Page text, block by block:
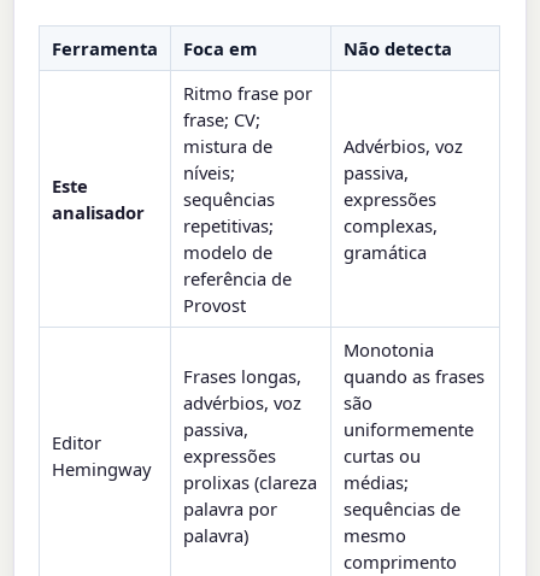
Ferramenta Foca em Não detecta
Este
analisador
Ritmo frase por
frase; CV;
mistura de
níveis;
sequências
repetitivas;
modelo de
referência de
Provost
Advérbios, voz
passiva,
expressões
complexas,
gramática
Editor
Hemingway
Frases longas,
advérbios, voz
passiva,
expressões
prolixas (clareza
palavra por
palavra)
Monotonia
quando as frases
são
uniformemente
curtas ou
médias;
sequências de
mesmo
comprimento